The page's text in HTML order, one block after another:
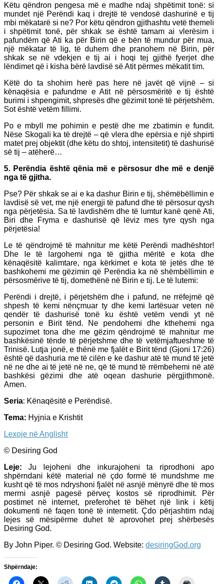
Këtu qëndron pengesa më e madhe ndaj shpëtimit tonë: si
mundet një Perëndi kaq i drejtë të vendosë dashurinë e tij
mbi mëkatarë si ne? Por këtu qëndron gjithashtu vetë themeli
i shpëtimit tonë, për shkak se është tamam ai vlerësim i
pafundëm që Ati ka për Birin që e bën të mundur për mua,
një mëkatar të lig, të duhem dhe pranohem në Birin, për
shkak se në vdekjen e tij ai i hoqi tej gjithë fyerjet dhe
lëndimet që i kisha bërë lavdisë së Atit përmes mëkatit tim.
Këtë do ta shohim herë pas here në javët që vijnë – si
kënaqësia e pafundme e Atit në përsosmëritë e tij është
burimi i shpengimit, shpresës dhe gëzimit tonë të përjetshëm.
Sot është vetëm fillimi.
Po e mbyll me pohimin e pestë dhe me zbatimin e fundit.
Nëse Skogali ka të drejtë – që vlera dhe epërsia e një shpirti
matet prej objektit (dhe këtu do shtoj, intensitetit) të dashurisë
së tij – atëherë…
5. Perëndia është qënia më e përsosur dhe më e denjë
nga të gjitha.
Pse? Për shkak se ai e ka dashur Birin e tij, shëmëbëllimin e
lavdisë së vet, me një energji të pafund dhe të përsosur qysh
nga përjetësia. Sa të lavdishëm dhe të lumtur kanë qenë Ati,
Biri dhe Fryma e dashurisë që lëviz mes tyre qysh nga
përjetësia!
Le të qëndrojmë të mahnitur me këtë Perëndi madhështor!
Dhe le të largohemi nga të gjitha mëritë e kota dhe
kënaqësitë kalimtare, nga kërkimet e kota të jetës dhe të
bashkohemi me gëzimin që Perëndia ka në shëmbëllimin e
përsosmërive të tij, domethënë në Birin e tij. Le të lutemi:
Perëndi i drejtë, i përjetshëm dhe i pafund, ne rrëfejmë që
shpesh të kemi nënçmuar ty dhe kemi lartësuar veten në
qendër të dashurisë tonë ku është vetëm vendi yt në
personin e Birit tënd. Ne pendohemi dhe kthehemi nga
supozimet tona dhe me gëzim qëndrojmë të mahnitur me
bashkësinë tënde të përjetshme dhe të vetëmjaftueshme të
Trinisë. Lutja jonë, e thënë me fjalët e Birit tënd (Gjoni 17:26)
është që dashuria me të cilën e ke dashur atë të mund të jetë
në ne dhe ai të jetë në ne, që të mund të rrëmbehemi në atë
bashkësi gëzimi dhe atë oqean dashurie përgjithmonë.
Amen.
Seria: Kënaqësitë e Perëndisë.
Tema: Hyjnia e Krishtit
Lexoje në Anglisht
© Desiring God
Leje: Ju lejoheni dhe inkurajoheni ta riprodhoni apo
shpërndani këtë material në çdo formë të mundshme me
kusht që të mos ndryshoni fjalët në asnjë mënyrë dhe të mos
merrni asnjë pagesë përveç kostos së riprodhimit. Për
postimet në internet, preferohet të bëhet një link i këtij
dokumenti në faqen tonë të internetit. Çdo përjashtim ndaj
lejes së mësipërme duhet të aprovohet prej shërbesës
Desiring God.
By John Piper. © Desiring God. Website: desiringGod.org
Shpërndaje: